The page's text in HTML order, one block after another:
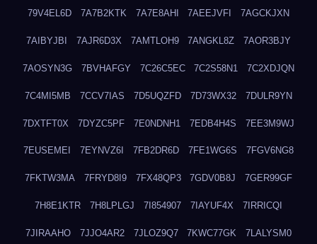
79V4EL6D 7A7B2KTK 7A7E8AHI 7AEEJVFI 7AGCKJXN
7AIBYJBI 7AJR6D3X 7AMTLOH9 7ANGKL8Z 7AOR3BJY
7AOSYN3G 7BVHAFGY 7C26C5EC 7C2S58N1 7C2XDJQN
7C4MI5MB 7CCV7IAS 7D5UQZFD 7D73WX32 7DULR9YN
7DXTFT0X 7DYZC5PF 7E0NDNH1 7EDB4H4S 7EE3M9WJ
7EUSEMEI 7EYNVZ6I 7FB2DR6D 7FE1WG6S 7FGV6NG8
7FKTW3MA 7FRYD8I9 7FX48QP3 7GDV0B8J 7GER99GF
7H8E1KTR 7H8LPLGJ 7I854907 7IAYUF4X 7IRRICQI
7JIRAAHO 7JJO4AR2 7JLOZ9Q7 7KWC77GK 7LALYSM0